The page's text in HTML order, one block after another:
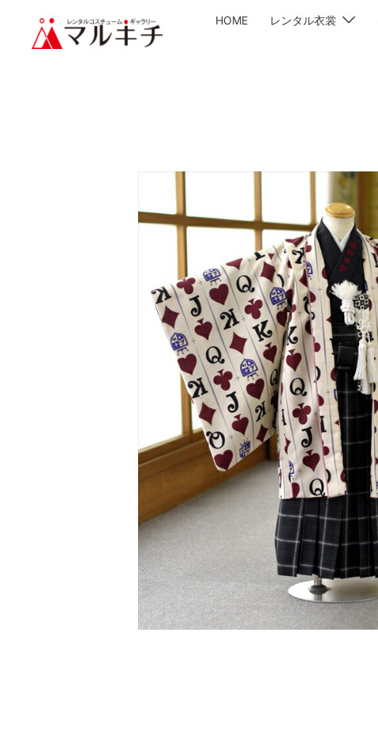
HOME レンタル衣裳